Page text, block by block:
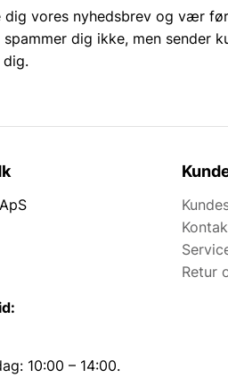
dig vores nyhedsbrev og vær
dig ikke, men sender
dig.
10:00 – 14:00.
Retur